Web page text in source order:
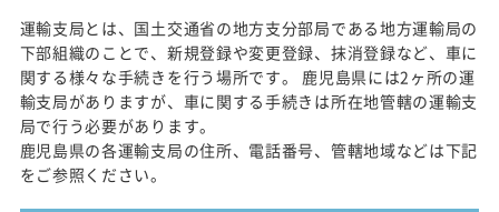
運輸支局とは、国土交通省の地方支分部局である地方運輸局の
下部組織のことで、新規登録や変更登録、抹消登録など、車に
関する様々な手続きを行う場所です。 鹿児島県には2ヶ所の運
輸支局がありますが、車に関する手続きは所在地管轄の運輸支
局で行う必要があります。
鹿児島県の各運輸支局の住所、電話番号、管轄地域などは下記
をご参照ください。